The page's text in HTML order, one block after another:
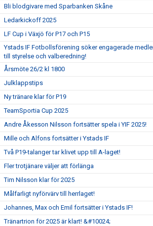
Bli blodgivare med Sparbanken Skåne
Ledarkickoff 2025
LF Cup i Växjö för P17 och P15
Ystads IF Fotbollsförening söker engagerade
till styrelse och valberedning!
Årsmöte 26/2 kl 1800
Julklappstips
Ny tränare klar för P19
TeamSportia Cup 2025
Andre Åkesson Nilsson fortsätter spela i YIF 2025!
Mille och Alfons fortsätter i Ystads IF
Två P19-talanger tar klivet upp till A-laget!
Fler trotjänare väljer att förlänga
Tim Nilsson klar för 2025
Målfarligt nyförvärv till herrlaget!
Johannes, Max och Emil fortsätter i Ystads IF!
Tränartrion för 2025 är klart! &#10024;